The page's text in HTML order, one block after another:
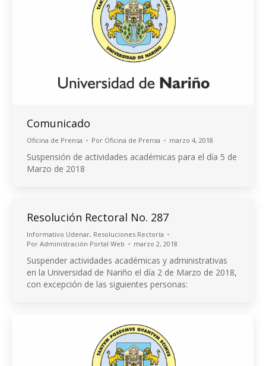
Comunicado
Oficina de Prensa Por Oficina de Prensa marzo 4, 2018
Suspensión de actividades académicas para el día 5 de
Marzo de 2018
Resolución Rectoral No. 287
Informativo Udenar, Resoluciones Rectoría
Por Administración Portal Web marzo 2, 2018
Suspender actividades académicas y administrativas
en la Universidad de Nariño el día 2 de Marzo de 2018,
con excepción de las siguientes personas: